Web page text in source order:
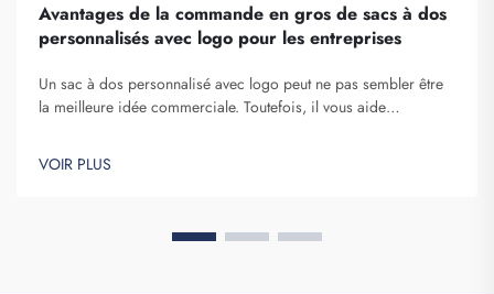
Avantages de la commande en gros de sacs à dos
personnalisés avec logo pour les entreprises
Un sac à dos personnalisé avec logo peut ne pas sembler être
la meilleure idée commerciale. Toutefois, il vous aide
une entreprise qui passe des commandes en gros de ces
articles afin de renforcer la notoriété de la marque. Vous savez,
VOIR PLUS